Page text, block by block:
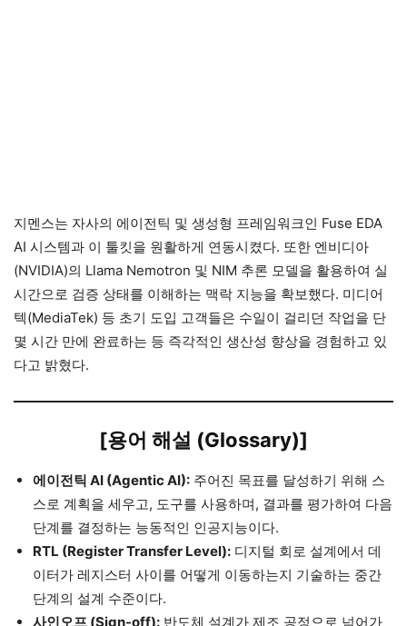
지멘스는 자사의 에이전틱 및 생성형 프레임워크인 Fuse EDA
AI 시스템과 이 툴킷을 원활하게 연동시켰다. 또한 엔비디아
(NVIDIA)의 Llama Nemotron 및 NIM 추론 모델을 활용하여 실
시간으로 검증 상태를 이해하는 맥락 지능을 확보했다. 미디어
텍(MediaTek) 등 초기 도입 고객들은 수일이 걸리던 작업을 단
몇 시간 만에 완료하는 등 즉각적인 생산성 향상을 경험하고 있
다고 밝혔다.
[용어 해설 (Glossary)]
에이전틱 AI (Agentic AI): 주어진 목표를 달성하기 위해 스
스로 계획을 세우고, 도구를 사용하며, 결과를 평가하여 다음
단계를 결정하는 능동적인 인공지능이다.
RTL (Register Transfer Level): 디지털 회로 설계에서 데
이터가 레지스터 사이를 어떻게 이동하는지 기술하는 중간
단계의 설계 수준이다.
사인오프 (Sign-off): 반도체 설계가 제조 공정으로 넘어가